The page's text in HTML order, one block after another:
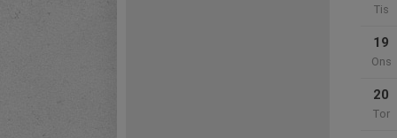
Tis
19
Ons
20
Tor